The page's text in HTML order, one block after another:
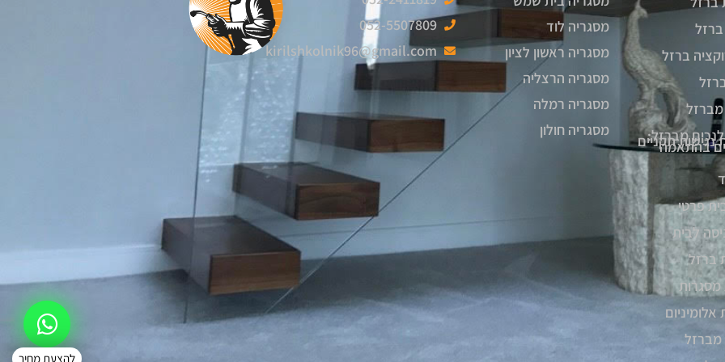
ברזל
מברזל:
נגישות תקניים
בהתאמה
פרטי
לבית
ברזל
מסגרות
אלומיניום
מברזל
מסגריה לוד
מסגריה ראשון לציון
מסגריה הרצליה
מסגריה רמלה
מסגריה חולון
052-5507809
kirilshkolnik96@gmail.com
להצעת מחיר